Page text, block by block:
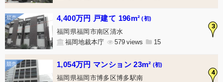
3
4,400万円 戸建て 196m² (初)
福岡県福岡市南区清水
福岡地裁本庁
579 15
4
1,054万円 マンション 23m² (初)
福岡県福岡市博多区博多駅南